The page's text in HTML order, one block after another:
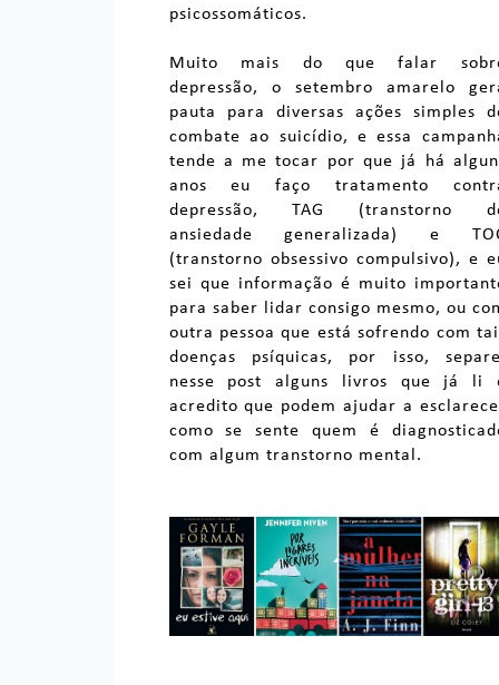
psicossomáticos.
Muito mais do que falar
depressão, o setembro amarelo
pauta para diversas ações simples
combate ao suicídio, e essa
tende a me tocar por que já há
anos eu faço tratamento
depressão, TAG (transtorno
ansiedade generalizada) e
(transtorno obsessivo compulsivo), e
sei que informação é muito
para saber lidar consigo mesmo, ou
outra pessoa que está sofrendo com
doenças psíquicas, por isso,
nesse post alguns livros que já li
acredito que podem ajudar a
como se sente quem é
com algum transtorno mental.